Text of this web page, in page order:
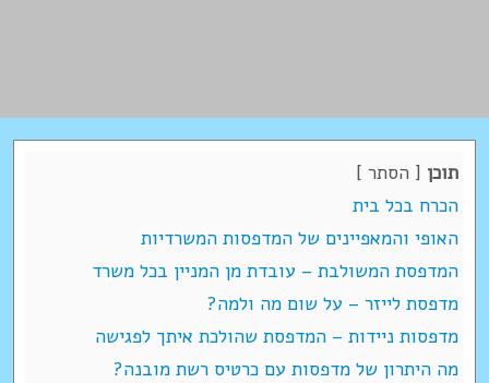
תוכן[ הסתר]
הכרח בכל בית
האופי והמאפיינים של המדפסות המשרדיות
המדפסת המשולבת – עובדת מן המניין בכל משרד
מדפסת לייזר – על שום מה ולמה?
מדפסות ניידות – המדפסת שהולכת איתך לפגישה
מה היתרון של מדפסות עם כרטיס רשת מובנה?